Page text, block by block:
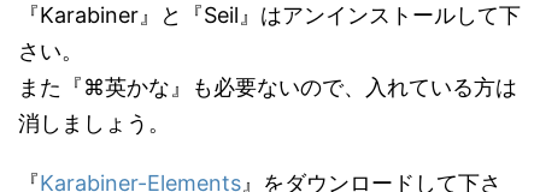
『Karabiner』と『Seil』はアンインストールして下
さい。
また『⌘英かな』も必要ないので、入れている方は
消しましょう。
『Karabiner-Elements 』をダウンロードして下さ